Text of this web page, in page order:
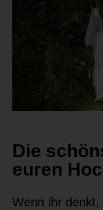
Die
euren
Wenn ihr